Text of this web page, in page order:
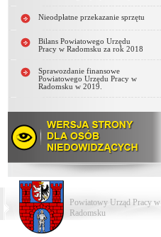
Nieodpłatne przekazanie sprzętu
Bilans Powiatowego Urzędu
Pracy w Radomsku za rok 2018
Sprawozdanie finansowe
Powiatowego Urzędu Pracy w
Radomsku w 2019.
Powiatowy Urząd Pracy w
Radomsku